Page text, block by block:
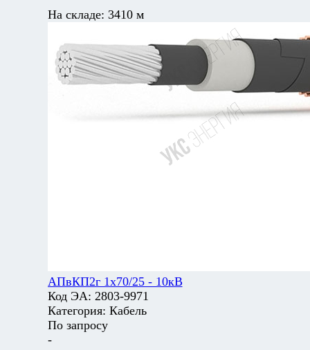
На складе: 3410 м
АПвКП2г 1х70/25 - 10кВ
Код ЭА: 2803-9971
Категория: Кабель
По запросу
-